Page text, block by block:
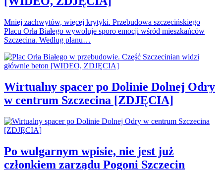
Mniej zachwytów, więcej krytyki. Przebudowa szczecińskiego
Placu Orła Białego wywołuje sporo emocji wśród mieszkańców
Szczecina. Według planu…
Wirtualny spacer po Dolinie Dolnej Odry
w centrum Szczecina [ZDJĘCIA]
Po wulgarnym wpisie, nie jest już
członkiem zarządu Pogoni Szczecin